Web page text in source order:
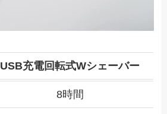
USB充電回転式Wシェーバー
8時間